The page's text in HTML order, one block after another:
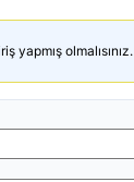
yapmış olmalısınız.